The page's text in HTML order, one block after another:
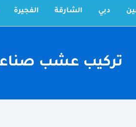
دبي الشارقة الفجيرة
تركيب عشب